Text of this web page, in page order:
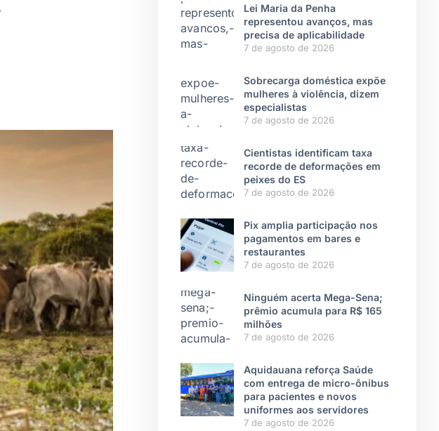
Lei Maria da Penha
representou avanços, mas
precisa de aplicabilidade
7 de agosto de 2026
Sobrecarga doméstica expõe
mulheres à violência, dizem
especialistas
7 de agosto de 2026
Cientistas identificam taxa
recorde de deformações em
peixes do ES
7 de agosto de 2026
Pix amplia participação nos
pagamentos em bares e
restaurantes
7 de agosto de 2026
Ninguém acerta Mega-Sena;
prêmio acumula para R$ 165
milhões
7 de agosto de 2026
Aquidauana reforça Saúde
com entrega de micro-ônibus
para pacientes e novos
uniformes aos servidores
7 de agosto de 2026